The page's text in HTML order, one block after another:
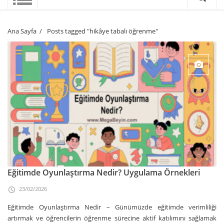
Ana Sayfa / Posts tagged "hikâye tabalı öğrenme"
Eğitimde Oyunlaştırma Nedir? Uygulama Örnekleri
23/02/2026
Eğitimde Oyunlaştırma Nedir – Günümüzde eğitimde verimliliği
artırmak ve öğrencilerin öğrenme sürecine aktif katılımını sağlamak